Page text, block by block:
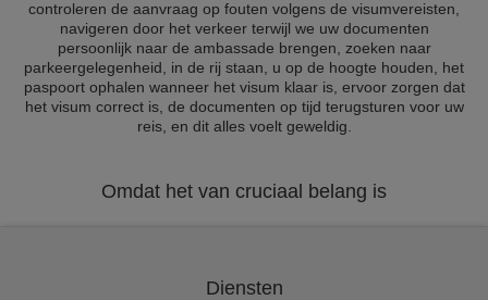
controleren de aanvraag op fouten volgens de visumvereisten,
navigeren door het verkeer terwijl we uw documenten
persoonlijk naar de ambassade brengen, zoeken naar
parkeergelegenheid, in de rij staan, u op de hoogte houden, het
paspoort ophalen wanneer het visum klaar is, ervoor zorgen dat
het visum correct is, de documenten op tijd terugsturen voor uw
reis, en dit alles voelt geweldig.
Omdat het van cruciaal belang is
Diensten